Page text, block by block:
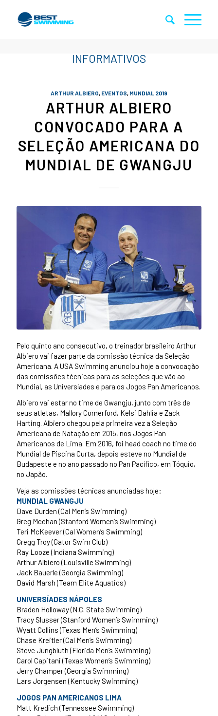
ARTHUR ALBIERO, EVENTOS, MUNDIAL 2019
ARTHUR ALBIERO
CONVOCADO PARA A
SELEÇÃO AMERICANA DO
MUNDIAL DE GWANGJU
Pelo quinto ano consecutivo, o treinador brasileiro Arthur
Albiero vai fazer parte da comissão técnica da Seleção
Americana. A USA Swimming anunciou hoje a convocação
das comissões técnicas para as seleções que vão ao
Mundial, as Universíades e para os Jogos Pan Americanos.
Albiero vai estar no time de Gwangju, junto com três de
seus atletas, Mallory Comerford, Kelsi Dahlia e Zack
Harting. Albiero chegou pela primeira vez a Seleção
Americana de Natação em 2015, nos Jogos Pan
Americanos de Lima. Em 2016, foi head coach no time do
Mundial de Piscina Curta, depois esteve no Mundial de
Budapeste e no ano passado no Pan Pacífico, em Tóquio,
no Japão.
Veja as comissões técnicas anunciadas hoje:
MUNDIAL GWANGJU
Dave Durden (Cal Men’s Swimming)
Greg Meehan (Stanford Women’s Swimming)
Teri McKeever (Cal Women’s Swimming)
Gregg Troy (Gator Swim Club)
Ray Looze (Indiana Swimming)
Arthur Albiero (Louisville Swimming)
Jack Bauerle (Georgia Swimming)
David Marsh (Team Elite Aquatics)
UNIVERSÍADES NÁPOLES
Braden Holloway (N.C. State Swimming)
Tracy Slusser (Stanford Women’s Swimming)
Wyatt Collins (Texas Men’s Swimming)
Chase Kreitler (Cal Men’s Swimming)
Steve Jungbluth (Florida Men’s Swimming)
Carol Capitani (Texas Women’s Swimming)
Jerry Champer (Georgia Swimming)
Lars Jorgensen (Kentucky Swimming)
JOGOS PAN AMERICANOS LIMA
Matt Kredich (Tennessee Swimming)